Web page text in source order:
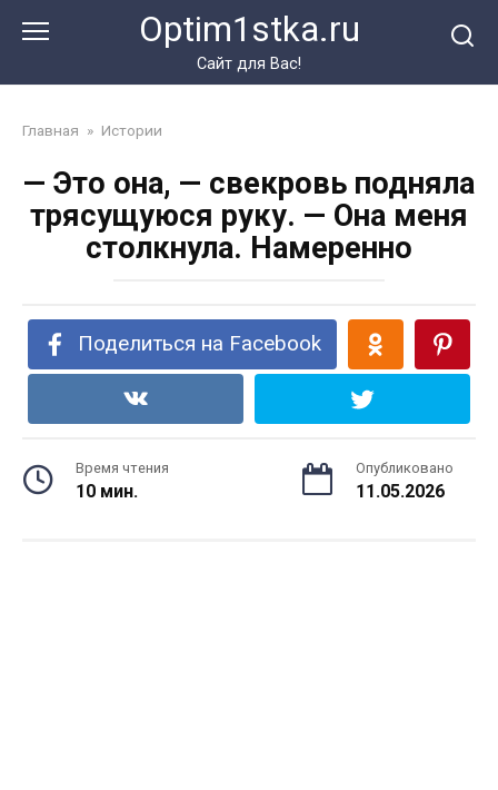
Optim1stka.ru
Сайт для Вас!
Главная » Истории
— Это она, — свекровь подняла
трясущуюся руку. — Она меня
столкнула. Намеренно
Поделиться на Facebook
Время чтения
10 мин.
Опубликовано
11.05.2026